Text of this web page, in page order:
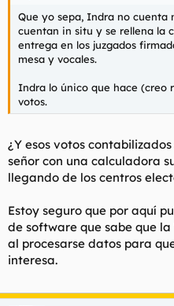
Que yo sepa, Indra no cuenta
cuentan in situ y se rellena la
entrega en los juzgados
mesa y vocales.
Indra lo único que hace (creo
votos.
¿Y esos votos
señor con una calculadora
llegando de los centros
Estoy seguro que por aquí
de software que sabe que
al procesarse datos para
interesa.